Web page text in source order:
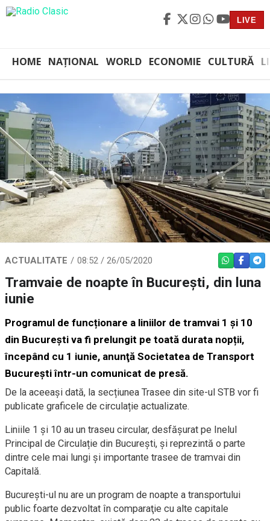
LIVE
HOME NAȚIONAL WORLD ECONOMIE CULTURĂ
ACTUALITATE 08:52 / 26/05/2020 WHATSAPP
Tramvaie de noapte în Bucureşti, din luna
iunie
Programul de funcționare a liniilor de tramvai 1 şi 10
din Bucureşti va fi prelungit pe toată durata nopții,
începând cu 1 iunie, anunţă Societatea de Transport
București într-un comunicat de presă.
De la aceeași dată, la secțiunea Trasee din site-ul STB vor fi
publicate graficele de circulație actualizate.
Liniile 1 și 10 au un traseu circular, desfășurat pe Inelul
Principal de Circulație din București, și reprezintă o parte
dintre cele mai lungi și importante trasee de tramvai din
Capitală.
Bucureşti-ul nu are un program de noapte a transportului
public foarte dezvoltat în comparaţie cu alte capitale